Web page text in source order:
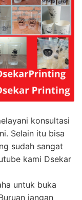
konsultasi
Selain itu bisa
sudah sangat
kami Dsekar
untuk buka
jangan